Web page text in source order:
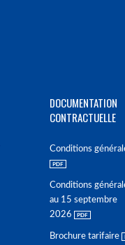
DOCUMENTATION
CONTRACTUELLE
Conditions
Conditions
au 15 septembre
2026
Brochure tarifaire